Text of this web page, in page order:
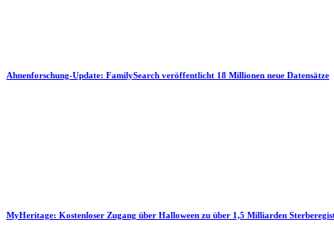
Ahnenforschung-Update: FamilySearch veröffentlicht 18 Millionen neue Datensätze
MyHeritage: Kostenloser Zugang über Halloween zu über 1,5 Milliarden